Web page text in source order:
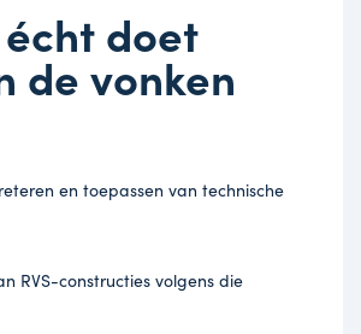
doet
de vonken
en toepassen van technische
RVS-constructies volgens die